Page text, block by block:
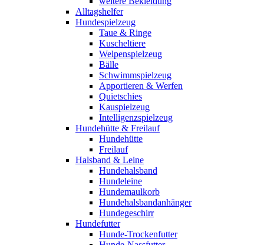
Alltagshelfer
Hundespielzeug
Taue & Ringe
Kuscheltiere
Welpenspielzeug
Bälle
Schwimmspielzeug
Apportieren & Werfen
Quietschies
Kauspielzeug
Intelligenzspielzeug
Hundehütte & Freilauf
Hundehütte
Freilauf
Halsband & Leine
Hundehalsband
Hundeleine
Hundemaulkorb
Hundehalsbandanhänger
Hundegeschirr
Hundefutter
Hunde-Trockenfutter